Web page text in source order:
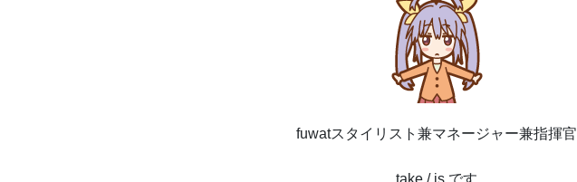
fuwatスタイリスト兼マネージャー兼指揮官
take / is です